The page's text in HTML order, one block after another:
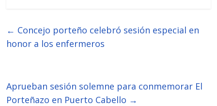
← Concejo porteño celebró sesión especial en
honor a los enfermeros
Aprueban sesión solemne para conmemorar El
Porteñazo en Puerto Cabello →